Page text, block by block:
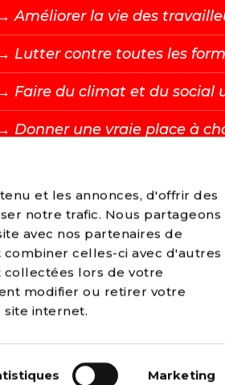
et les annonces, d'offrir des
notre trafic. Nous partageons
avec nos partenaires de
celles-ci avec d'autres
collectées lors de votre
modifier ou retirer votre
internet.
Marketing
Améliorer la vie des
Lutter contre toutes les
Faire du climat et du social
Donner une vraie place à
DEVENIR MEMBRE →